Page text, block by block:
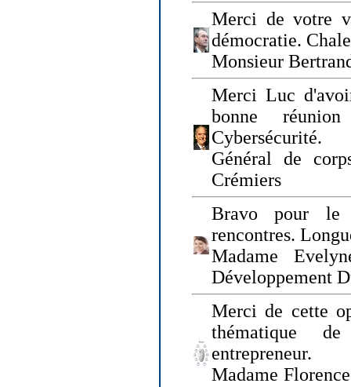
Merci de votre
démocratie.
Monsieur
Merci Luc
bonne
Cybersécurité.
Général de
Crémiers
Bravo pour le
rencontres.
Madame
Développement
Merci de cette
thématique
entrepreneur.
Madame